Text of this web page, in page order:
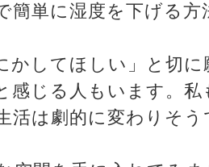
単に湿度を下げる方
してほしい」と切に
じる人もいます。私
は劇的に変わりそう